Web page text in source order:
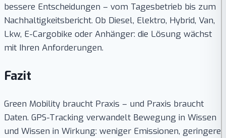
bessere Entscheidungen – vom Tagesbetrieb bis zum
Nachhaltigkeitsbericht. Ob Diesel, Elektro, Hybrid, Van,
Lkw, E-Cargobike oder Anhänger: die Lösung wächst
mit Ihren Anforderungen.
Fazit
Green Mobility braucht Praxis – und Praxis braucht
Daten. GPS-Tracking verwandelt Bewegung in Wissen
und Wissen in Wirkung: weniger Emissionen, geringere